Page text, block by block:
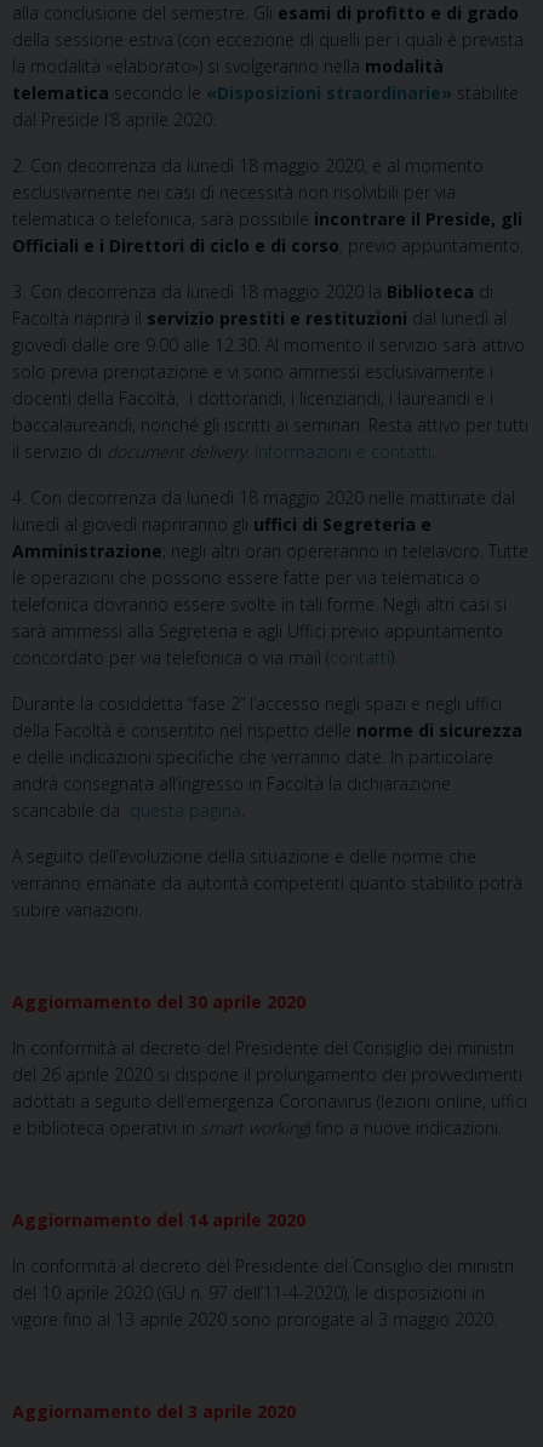
alla conclusione del semestre. Gli esami di profitto e di grado
della sessione estiva (con eccezione di quelli per i quali è prevista
la modalità «elaborato») si svolgeranno nella modalità
telematica secondo le «Disposizioni straordinarie» stabilite
dal Preside l’8 aprile 2020.
2. Con decorrenza da lunedì 18 maggio 2020, e al momento
esclusivamente nei casi di necessità non risolvibili per via
telematica o telefonica, sarà possibile incontrare il Preside, gli
Officiali e i Direttori di ciclo e di corso, previo appuntamento.
3. Con decorrenza da lunedì 18 maggio 2020 la Biblioteca di
Facoltà riaprirà il servizio prestiti e restituzioni dal lunedì al
giovedì dalle ore 9.00 alle 12.30. Al momento il servizio sarà attivo
solo previa prenotazione e vi sono ammessi esclusivamente i
docenti della Facoltà, i dottorandi, i licenziandi, i laureandi e i
baccalaureandi, nonché gli iscritti ai seminari. Resta attivo per tutti
il servizio di document delivery. Informazioni e contatti.
4. Con decorrenza da lunedì 18 maggio 2020 nelle mattinate dal
lunedì al giovedì riapriranno gli uffici di Segreteria e
Amministrazione; negli altri orari opereranno in telelavoro. Tutte
le operazioni che possono essere fatte per via telematica o
telefonica dovranno essere svolte in tali forme. Negli altri casi si
sarà ammessi alla Segreteria e agli Uffici previo appuntamento
concordato per via telefonica o via mail (contatti).
Durante la cosiddetta “fase 2” l’accesso negli spazi e negli uffici
della Facoltà è consentito nel rispetto delle norme di sicurezza
e delle indicazioni specifiche che verranno date. In particolare
andrà consegnata all’ingresso in Facoltà la dichiarazione
scaricabile da questa pagina.
A seguito dell’evoluzione della situazione e delle norme che
verranno emanate da autorità competenti quanto stabilito potrà
subire variazioni.
Aggiornamento del 30 aprile 2020
In conformità al decreto del Presidente del Consiglio dei ministri
del 26 aprile 2020 si dispone il prolungamento dei provvedimenti
adottati a seguito dell’emergenza Coronavirus (lezioni online, uffici
e biblioteca operativi in smart working) fino a nuove indicazioni.
Aggiornamento del 14 aprile 2020
In conformità al decreto del Presidente del Consiglio dei ministri
del 10 aprile 2020 (GU n. 97 dell’11-4-2020), le disposizioni in
vigore fino al 13 aprile 2020 sono prorogate al 3 maggio 2020.
Aggiornamento del 3 aprile 2020